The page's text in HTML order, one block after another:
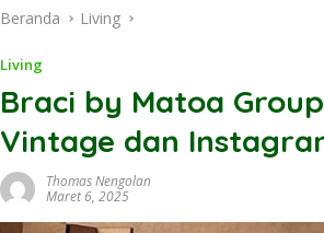
Beranda Living
Living
Braci by Matoa
Vintage dan
Thomas Nengolan
Maret 6, 2025